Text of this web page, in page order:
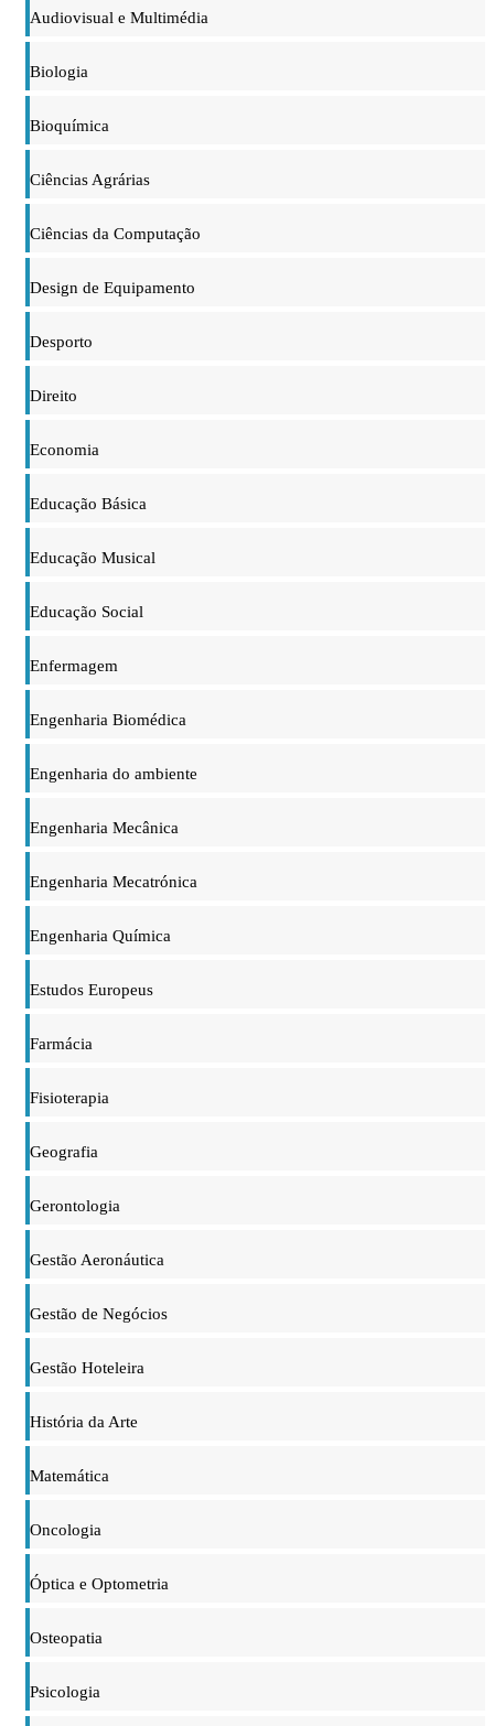
Audiovisual e Multimédia
Biologia
Bioquímica
Ciências Agrárias
Ciências da Computação
Design de Equipamento
Desporto
Direito
Economia
Educação Básica
Educação Musical
Educação Social
Enfermagem
Engenharia Biomédica
Engenharia do ambiente
Engenharia Mecânica
Engenharia Mecatrónica
Engenharia Química
Estudos Europeus
Farmácia
Fisioterapia
Geografia
Gerontologia
Gestão Aeronáutica
Gestão de Negócios
Gestão Hoteleira
História da Arte
Matemática
Oncologia
Óptica e Optometria
Osteopatia
Psicologia